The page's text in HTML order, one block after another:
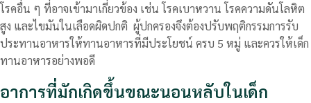
โรคอื่น ๆ ที่อาจเข้ามาเกี่ยวข้อง เช่น โรคเบาหวาน โรคความดันโลหิต
สูง และไขมันในเลือดผิดปกติ ผู้ปกครองจึงต้องปรับพฤติกรรมการรับ
ประทานอาหารให้ทานอาหารที่มีประโยชน์ ครบ 5 หมู่ และควรให้เด็ก
ทานอาหารอย่างพอดี
อาการที่มักเกิดขึ้นขณะนอนหลับในเด็ก